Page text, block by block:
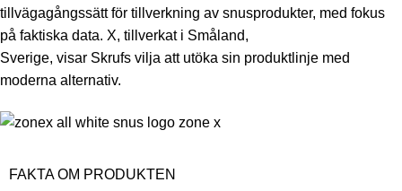
tillvägagångssätt för tillverkning av snusprodukter, med fokus
på faktiska data. X, tillverkat i Småland,
Sverige, visar Skrufs vilja att utöka sin produktlinje med
moderna alternativ.
FAKTA OM PRODUKTEN